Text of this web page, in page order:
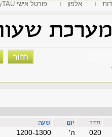
MyTAU פורטל אישי אלפון
1200-1300 'ה 020